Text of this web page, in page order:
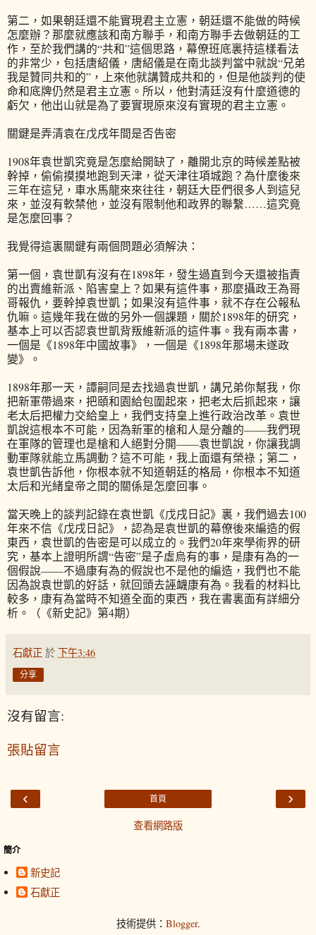
第二，如果朝廷還不能實現君主立憲，朝廷還不能做的時候
怎麼辦？那麼就應該和南方聯手，和南方聯手去做朝廷的工
作，至於我們講的“共和”這個思路，幕僚班底裏持這樣看法
的非常少，包括唐紹儀，唐紹儀是在南北談判當中就說“兄弟
我是贊同共和的”，上來他就講贊成共和的，但是他談判的使
命和底牌仍然是君主立憲。所以，他對清廷沒有什麼道德的
虧欠，他出山就是為了要實現原來沒有實現的君主立憲。
關鍵是弄清袁在戊戌年間是否告密
1908年袁世凱究竟是怎麼給開缺了，離開北京的時候差點被
幹掉，偷偷摸摸地跑到天津，從天津往項城跑？為什麼後來
三年在這兒，車水馬龍來來往往，朝廷大臣們很多人到這兒
來，並沒有軟禁他，並沒有限制他和政界的聯繫……這究竟
是怎麼回事？
我覺得這裏關鍵有兩個問題必須解決：
第一個，袁世凱有沒有在1898年，發生過直到今天還被指責
的出賣維新派、陷害皇上？如果有這件事，那麼攝政王為哥
哥報仇，要幹掉袁世凱；如果沒有這件事，就不存在公報私
仇嘛。這幾年我在做的另外一個課題，關於1898年的研究，
基本上可以否認袁世凱背叛維新派的這件事。我有兩本書，
一個是《1898年中國故事》，一個是《1898年那場未遂政
變》。
1898年那一天，譚嗣同是去找過袁世凱，講兄弟你幫我，你
把新軍帶過來，把頤和園給包圍起來，把老太后抓起來，讓
老太后把權力交給皇上，我們支持皇上進行政治改革。袁世
凱說這根本不可能，因為新軍的槍和人是分離的——我們現
在軍隊的管理也是槍和人絕對分開——袁世凱說，你讓我調
動軍隊就能立馬調動？這不可能，我上面還有榮祿；第二，
袁世凱告訴他，你根本就不知道朝廷的格局，你根本不知道
太后和光緒皇帝之間的關係是怎麼回事。
當天晚上的談判記錄在袁世凱《戊戌日記》裏，我們過去100
年來不信《戊戌日記》，認為是袁世凱的幕僚後來編造的假
東西，袁世凱的告密是可以成立的。我們20年來學術界的研
究，基本上證明所謂“告密”是子虛烏有的事，是康有為的一
個假說——不過康有為的假說也不是他的編造，我們也不能
因為說袁世凱的好話，就回頭去誣衊康有為。我看的材料比
較多，康有為當時不知道全面的東西，我在書裏面有詳細分
析。（《新史記》第4期）
石獻正 於 下午3:46
分享
沒有留言:
張貼留言
‹ ›
首頁
查看網路版
簡介
新史記
石獻正
技術提供： Blogger.